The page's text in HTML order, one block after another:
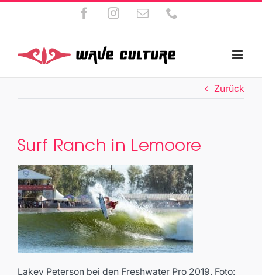
FacebookInstagram
E-
Mail
Zurück
Surf Ranch in Lemoore
Lakey Peterson bei den Freshwater Pro 2019. Foto: